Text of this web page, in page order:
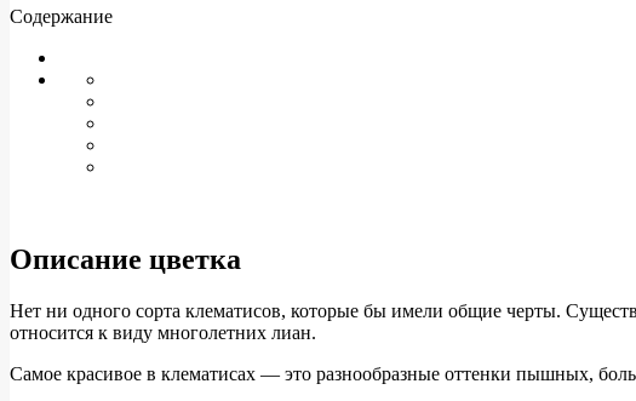
Содержание
Описание цветка
Нет ни одного сорта клематисов, которые бы имели общие черты.
относится к виду многолетних лиан.
Самое красивое в клематисах — это разнообразные оттенки пышных,